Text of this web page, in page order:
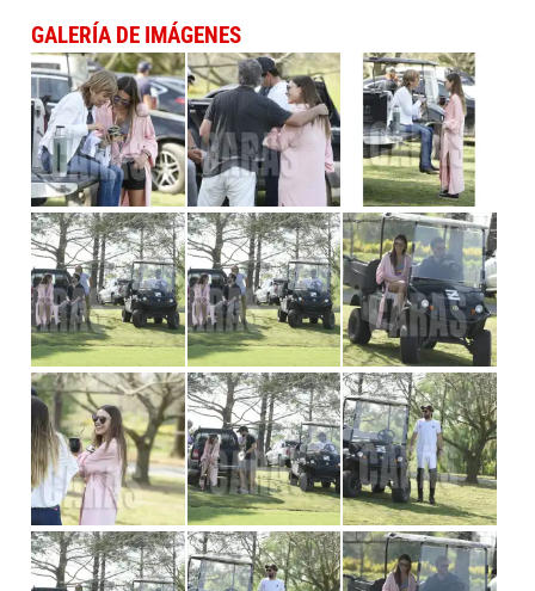
GALERÍA DE IMÁGENES